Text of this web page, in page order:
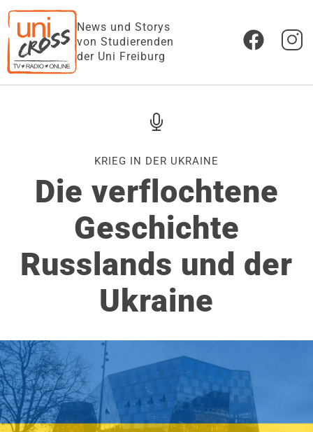
News und Storys
von Studierenden
der Uni Freiburg
KRIEG IN DER UKRAINE
Die verflochtene
Geschichte
Russlands und der
Ukraine